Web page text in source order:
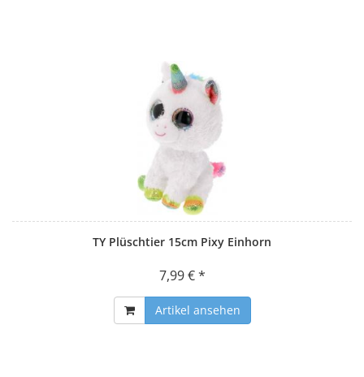
TY Plüschtier 15cm Pixy Einhorn
7,99 € *
Artikel ansehen